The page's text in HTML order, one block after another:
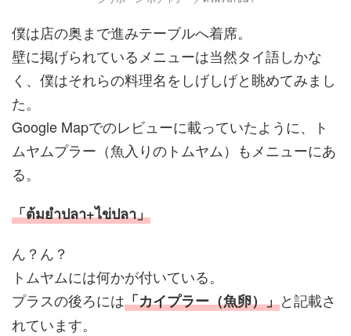
僕は店の奥まで進みテーブルへ着席。
壁に掲げられているメニューは当然タイ語しかな
く、僕はそれらの料理名をしげしげと眺めてみまし
た。
Google Mapでのレビューに載っていたように、ト
ムヤムプラー（魚入りのトムヤム）もメニューにあ
る。
「ต้มยำปลา+ไข่ปลา」
ん？ん？
トムヤムには何かが付いている。
プラスの後ろには「カイプラー（魚卵）」と記載さ
れています。